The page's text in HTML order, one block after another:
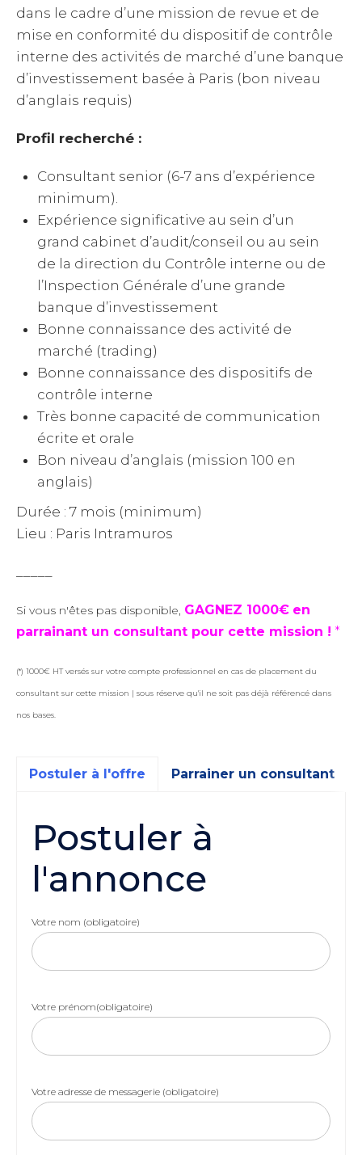
dans le cadre d’une mission de revue et de
mise en conformité du dispositif de contrôle
interne des activités de marché d’une banque
d’investissement basée à Paris (bon niveau
d’anglais requis)
Profil recherché :
Consultant senior (6-7 ans d’expérience
minimum).
Expérience significative au sein d’un
grand cabinet d’audit/conseil ou au sein
de la direction du Contrôle interne ou de
l’Inspection Générale d’une grande
banque d’investissement
Bonne connaissance des activité de
marché (trading)
Bonne connaissance des dispositifs de
contrôle interne
Très bonne capacité de communication
écrite et orale
Bon niveau d’anglais (mission 100 en
anglais)
Durée : 7 mois (minimum)
Lieu : Paris Intramuros
Si vous n'êtes pas disponible, GAGNEZ 1000€ en
parrainant un consultant pour cette mission ! *
(*) 1000€ HT versés sur votre compte professionnel en cas de placement du
consultant sur cette mission | sous réserve qu'il ne soit pas déjà référencé dans
nos bases.
Postuler à l'offre Parrainer un consultant
Postuler à
l'annonce
Votre nom (obligatoire)
Votre prénom(obligatoire)
Votre adresse de messagerie (obligatoire)